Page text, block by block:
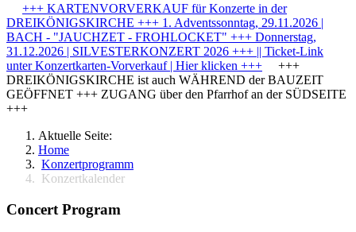
+++ KARTENVORVERKAUF für Konzerte in der
DREIKÖNIGSKIRCHE +++ 1. Adventssonntag, 29.11.2026 |
BACH - "JAUCHZET - FROHLOCKET" +++ Donnerstag,
31.12.2026 | SILVESTERKONZERT 2026 +++ || Ticket-Link
unter Konzertkarten-Vorverkauf | Hier klicken +++ +++
DREIKÖNIGSKIRCHE ist auch WÄHREND der BAUZEIT
GEÖFFNET +++ ZUGANG über den Pfarrhof an der SÜDSEITE
+++
Aktuelle Seite:
Home
Konzertprogramm
Konzertkalender
Concert Program